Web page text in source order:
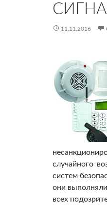
11.11.2016
случайного
систем
они
всех